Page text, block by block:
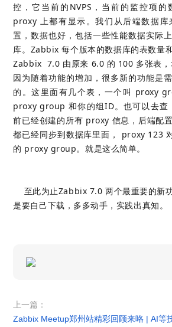
控，它当前的NVPS，当前的监控项的
proxy 上都有显示。我们从后端数据库
置，数据也好，包括一些性能数据实际
库。Zabbix 每个版本的数据库的表数量
Zabbix 7.0 由原来 6.0 的 100 多张表，
因为随着功能的增加，很多新的功能是
的。这里面有几个表，一个叫 proxy
proxy group 和你的组ID。也可以去查
前已经创建的所有 proxy 信息，后端配
都已经同步到数据库里面， proxy 123
的 proxy group。就是这么简单。
至此为止Zabbix 7.0 两个最重要的新
是要自己下载，多多动手，实践出真知。
上一篇：
Zabbix Meetup郑州站精彩回顾来咯 | AI等